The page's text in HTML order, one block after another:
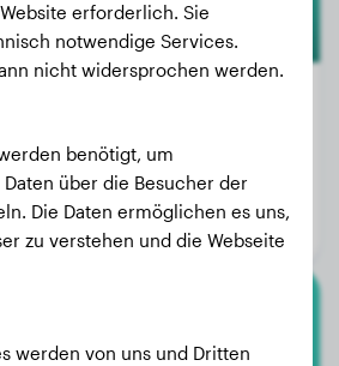
2 Jahre, 4 Monate
Rüde
erforderlich. Sie
notwendige Services.
nicht widersprochen werden.
benötigt, um
über die Besucher der
Die Daten ermöglichen es uns,
zu verstehen und die Webseite
werden von uns und Dritten